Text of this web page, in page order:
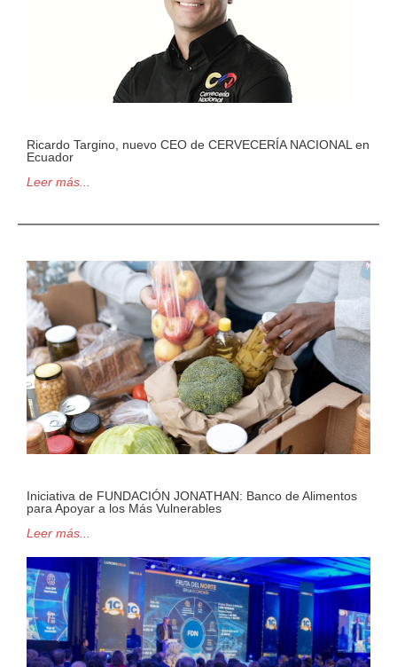
Ricardo Targino, nuevo CEO de CERVECERÍA NACIONAL en
Ecuador
Leer más...
Iniciativa de FUNDACIÓN JONATHAN: Banco de Alimentos
para Apoyar a los Más Vulnerables
Leer más...